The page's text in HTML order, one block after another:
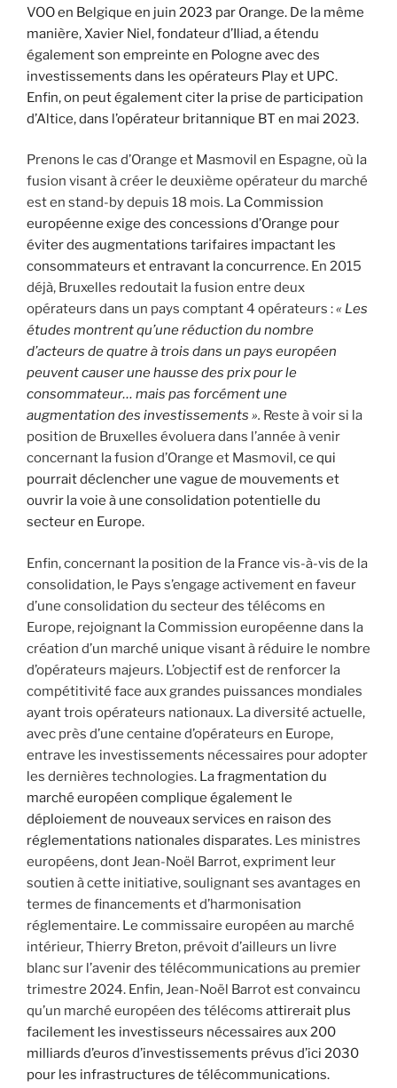
VOO en Belgique en juin 2023 par Orange. De la même
manière, Xavier Niel, fondateur d’Iliad, a étendu
également son empreinte en Pologne avec des
investissements dans les opérateurs Play et UPC.
Enfin, on peut également citer la prise de participation
d’Altice, dans l’opérateur britannique BT en mai 2023.
Prenons le cas d’Orange et Masmovil en Espagne, où la
fusion visant à créer le deuxième opérateur du marché
est en stand-by depuis 18 mois. La Commission
européenne exige des concessions d’Orange pour
éviter des augmentations tarifaires impactant les
consommateurs et entravant la concurrence. En 2015
déjà, Bruxelles redoutait la fusion entre deux
opérateurs dans un pays comptant 4 opérateurs :« Les
études montrent qu’une réduction du nombre
d’acteurs de quatre à trois dans un pays européen
peuvent causer une hausse des prix pour le
consommateur… mais pas forcément une
augmentation des investissements ». Reste à voir si la
position de Bruxelles évoluera dans l’année à venir
concernant la fusion d’Orange et Masmovil,ce qui
pourrait déclencher une vague de mouvements et
ouvrir la voie à une consolidation potentielle du
secteur en Europe.
Enfin, concernant la position de la France vis-à-vis de la
consolidation, le Pays s’engage activement en faveur
d’une consolidation du secteur des télécoms en
Europe, rejoignant la Commission européenne dans la
création d’un marché unique visant à réduire le nombre
d’opérateurs majeurs. L’objectif est de renforcer la
compétitivité face aux grandes puissances mondiales
ayant trois opérateurs nationaux. La diversité actuelle,
avec près d’une centaine d’opérateurs en Europe,
entrave les investissements nécessaires pour adopter
les dernières technologies. La fragmentation du
marché européen complique également le
déploiement de nouveaux services en raison des
réglementations nationales disparates. Les ministres
européens, dont Jean-Noël Barrot, expriment leur
soutien à cette initiative, soulignant ses avantages en
termes de financements et d’harmonisation
réglementaire. Le commissaire européen au marché
intérieur, Thierry Breton, prévoit d’ailleurs un livre
blanc sur l’avenir des télécommunications au premier
trimestre 2024. Enfin, Jean-Noël Barrot est convaincu
qu’un marché européen des télécoms attirerait plus
facilement les investisseurs nécessaires aux 200
milliards d’euros d’investissements prévus d’ici 2030
pour les infrastructures de télécommunications.